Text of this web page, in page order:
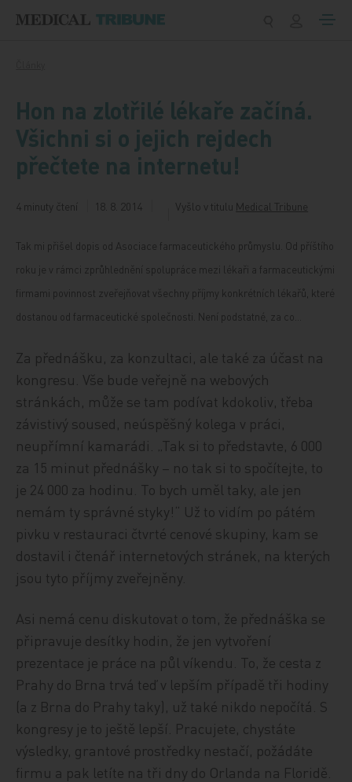
Hon na zlotřilé lékaře začíná.
Všichni si o jejich rejdech
přečtete na internetu!
4 minuty čtení 18. 8. 2014 Vyšlo v titulu Medical Tribune
Tak mi přišel dopis od Asociace farmaceutického průmyslu. Od příštího
roku je v rámci zprůhlednění spolupráce mezi lékaři a farmaceutickými
firmami povinnost zveřejňovat všechny příjmy konkrétních lékařů, které
dostanou od farmaceutické společnosti. Není podstatné, za co…
Za přednášku, za konzultaci, ale také za účast na
kongresu. Vše bude veřejně na webových
stránkách, může se tam podívat kdokoliv, třeba
závistivý soused, neúspěšný kolega v práci,
neupřímní kamarádi. „Tak si to představte, 6 000
za 15 minut přednášky – no tak si to spočítejte, to
je 24 000 za hodinu. To bych uměl taky, ale jen
nemám ty správné styky!“ Už to vidím po pátém
pivku v restauraci čtvrté cenové skupiny, kam se
dostavil i čtenář internetových stránek, na kterých
jsou tyto příjmy zveřejněny.
Asi nemá cenu diskutovat o tom, že přednáška se
připravuje desítky hodin, že jen vytvoření
prezentace je práce na půl víkendu. To, že cesta z
Prahy do Brna trvá teď v lepším případě tři hodiny
(a z Brna do Prahy taky), už také nikdo nepočítá. S
kongresy je to ještě lepší. Pracujete, chystáte
výsledky, grantové prostředky nestačí, požádáte
firmu a pak letíte na tři dny do Orlanda na Floridě.